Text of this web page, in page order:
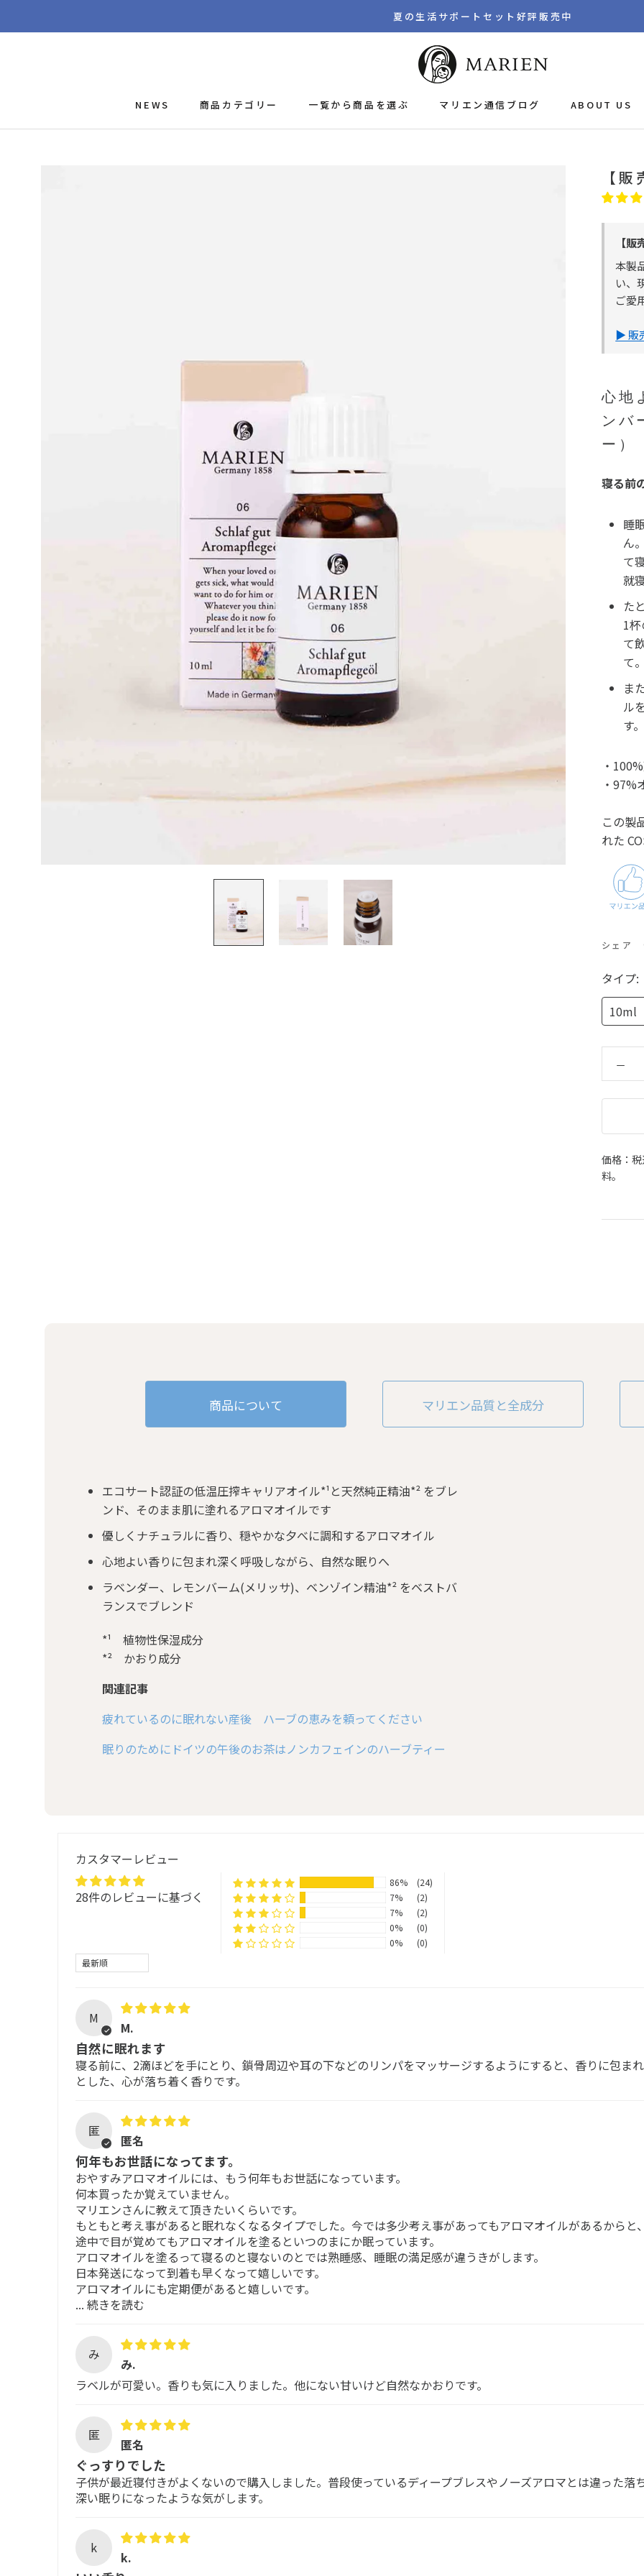
夏の生活サポートセット好評販売中
NEWS 商品カテゴリー 一覧から商品を選ぶ
マリエン通信ブログ
ABOUT US
【
【
本製
い、
ご愛
▶ 販
心地
ンバ
ー）
寝る前
睡
ん
て
就
た
1
て
て。
ま
ル
す。
・
・97%
この製
れた
シェア
タイプ:
10ml
価格：
料。
商品について マリエン品質と全成分
エコサート認証の低温圧搾キャリアオイル*¹と天然純正精油*² をブレ
ンド、そのまま肌に塗れるアロマオイルです
優しくナチュラルに香り、穏やかな夕べに調和するアロマオイル
心地よい香りに包まれ深く呼吸しながら、自然な眠りへ
ラベンダー、レモンバーム(メリッサ)、ベンゾイン精油*² をベストバ
ランスでブレンド
*¹ 植物性保湿成分
*² かおり成分
関連記事
疲れているのに眠れない産後 ハーブの恵みを頼ってください
眠りのためにドイツの午後のお茶はノンカフェインのハーブティー
カスタマーレビュー
28件のレビューに基づく
86%
(24)
7%
(2)
7%
(2)
0%
(0)
0%
(0)
Sort by
M
M.
自然に眠れます
寝る前に、2滴ほどを手にとり、鎖骨周辺や耳の下などのリンパをマッサージするようにすると、香りに包ま
とした、心が落ち着く香りです。
匿
匿名
何年もお世話になってます。
おやすみアロマオイルには、もう何年もお世話になっています。
何本買ったか覚えていません。
マリエンさんに教えて頂きたいくらいです。
もともと考え事があると眠れなくなるタイプでした。今では多少考え事があってもアロマオイルがあるからと
途中で目が覚めてもアロマオイルを塗るといつのまにか眠っています。
アロマオイルを塗るって寝るのと寝ないのとでは熟睡感、睡眠の満足感が違うきがします。
日本発送になって到着も早くなって嬉しいです。
アロマオイルにも定期便があると嬉しいです。
... 続きを読む
み
み.
ラベルが可愛い。香りも気に入りました。他にない甘いけど自然なかおりです。
匿
匿名
ぐっすりでした
子供が最近寝付きがよくないので購入しました。普段使っているディープブレスやノーズアロマとは違った落
深い眠りになったような気がします。
k
k.